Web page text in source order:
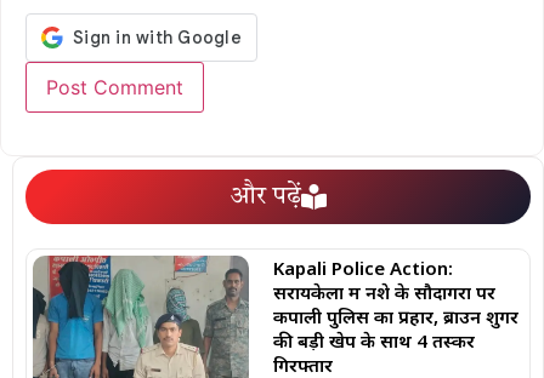
और पढ़ें
Kapali Police Action:
सरायकेला में नशे के सौदागरों पर
कपाली पुलिस का प्रहार, ब्राउन शुगर
की बड़ी खेप के साथ 4 तस्कर
गिरफ्तार